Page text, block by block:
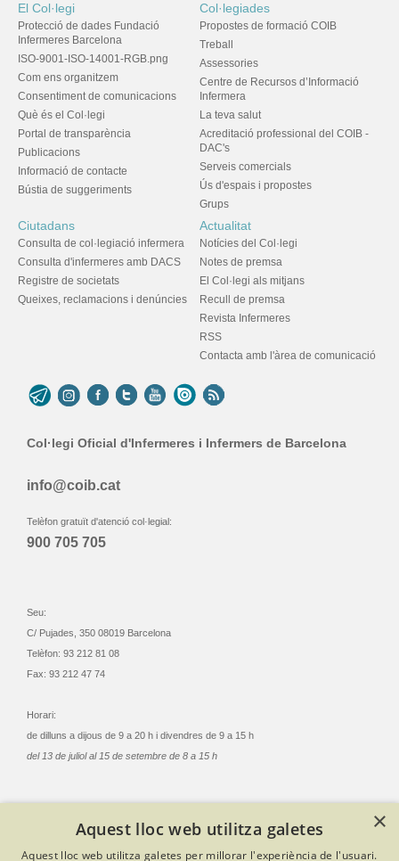
El Col·legi
Protecció de dades Fundació
Infermeres Barcelona
ISO-9001-ISO-14001-RGB.png
Com ens organitzem
Consentiment de comunicacions
Què és el Col·legi
Portal de transparència
Publicacions
Informació de contacte
Bústia de suggeriments
Col·legiades
Propostes de formació COIB
Treball
Assessories
Centre de Recursos d’Informació
Infermera
La teva salut
Acreditació professional del COIB -
DAC's
Serveis comercials
Ús d'espais i propostes
Grups
Ciutadans
Consulta de col·legiació infermera
Consulta d'infermeres amb DACS
Registre de societats
Queixes, reclamacions i denúncies
Actualitat
Notícies del Col·legi
Notes de premsa
El Col·legi als mitjans
Recull de premsa
Revista Infermeres
RSS
Contacta amb l'àrea de comunicació
Col·legi Oficial d'Infermeres i Infermers de Barcelona
info@coib.cat
Telèfon gratuït d'atenció col·legial:
900 705 705
Seu:
C/ Pujades, 350 08019 Barcelona
Telèfon: 93 212 81 08
Fax: 93 212 47 74
Horari:
de dilluns a dijous de 9 a 20 h i divendres de 9 a 15 h
del 13 de juliol al 15 de setembre de 8 a 15 h
© Col·legi Oficial Infermeres i Infermers de Barcelona
×
Aquest lloc web utilitza galetes
Aquest lloc web utilitza galetes per millorar l'experiència de l'usuari.